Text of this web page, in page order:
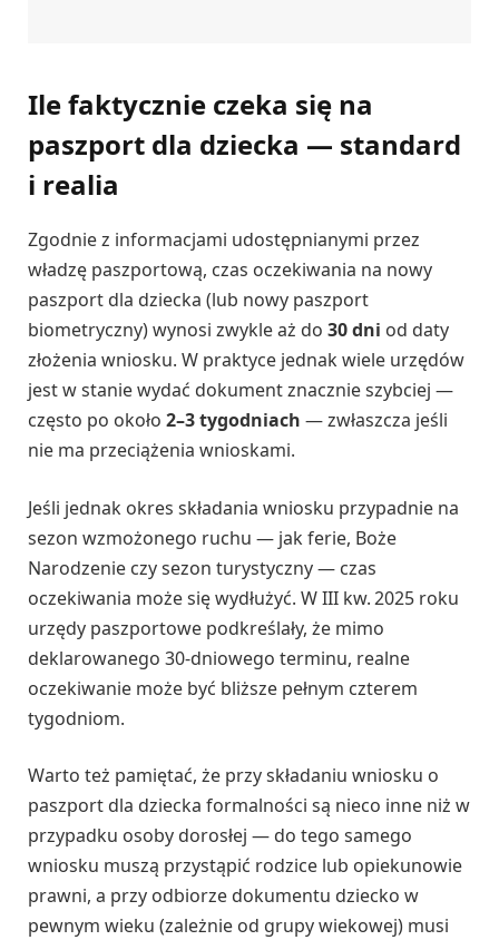
Ile faktycznie czeka się na
paszport dla dziecka — standard
i realia
Zgodnie z informacjami udostępnianymi przez
władzę paszportową, czas oczekiwania na nowy
paszport dla dziecka (lub nowy paszport
biometryczny) wynosi zwykle aż do 30 dni od daty
złożenia wniosku. W praktyce jednak wiele urzędów
jest w stanie wydać dokument znacznie szybciej —
często po około 2–3 tygodniach — zwłaszcza jeśli
nie ma przeciążenia wnioskami.
Jeśli jednak okres składania wniosku przypadnie na
sezon wzmożonego ruchu — jak ferie, Boże
Narodzenie czy sezon turystyczny — czas
oczekiwania może się wydłużyć. W III kw. 2025 roku
urzędy paszportowe podkreślały, że mimo
deklarowanego 30‑dniowego terminu, realne
oczekiwanie może być bliższe pełnym czterem
tygodniom.
Warto też pamiętać, że przy składaniu wniosku o
paszport dla dziecka formalności są nieco inne niż w
przypadku osoby dorosłej — do tego samego
wniosku muszą przystąpić rodzice lub opiekunowie
prawni, a przy odbiorze dokumentu dziecko w
pewnym wieku (zależnie od grupy wiekowej) musi